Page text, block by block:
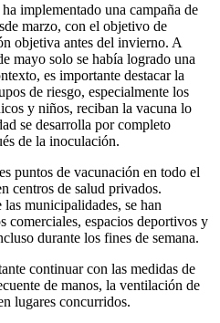
implementado una campaña de
marzo, con el objetivo de
objetiva antes del invierno. A
mayo solo se había logrado una
es importante destacar la
de riesgo, especialmente los
y niños, reciban la vacuna lo
se desarrolla por completo
de la inoculación.
puntos de vacunación en todo el
centros de salud privados.
municipalidades, se han
comerciales, espacios deportivos y
durante los fines de semana.
continuar con las medidas de
de manos, la ventilación de
lugares concurridos.